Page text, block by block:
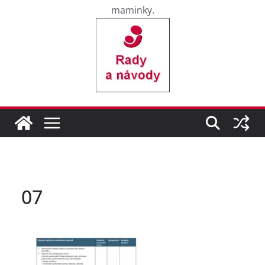
maminky.
07